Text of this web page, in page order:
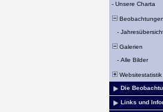
- Unsere Charta
Beobachtungen
-
Galerien
- Alle Bilder
Websitestatistik
Die
Links und